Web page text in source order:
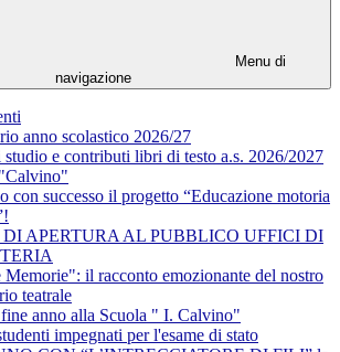
Menu di
navigazione
anno scolastico 2026/27
studio e contributi libri di testo a.s. 2026/2027
con successo il progetto “Educazione motoria
APERTURA AL PUBBLICO UFFICI DI
Memorie": il racconto emozionante del nostro
teatrale
anno alla Scuola " I. Calvino"
impegnati per l'esame di stato